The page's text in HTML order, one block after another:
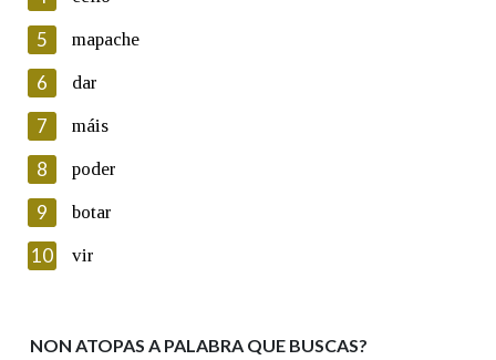
Lin e acepto as condicións da política de
Introduce o código que aparece na imaxe:
Texto de verificación
5 mapache
6 dar
7 máis
8 poder
9 botar
10 vir
NON ATOPAS A PALABRA QUE BUSCAS?